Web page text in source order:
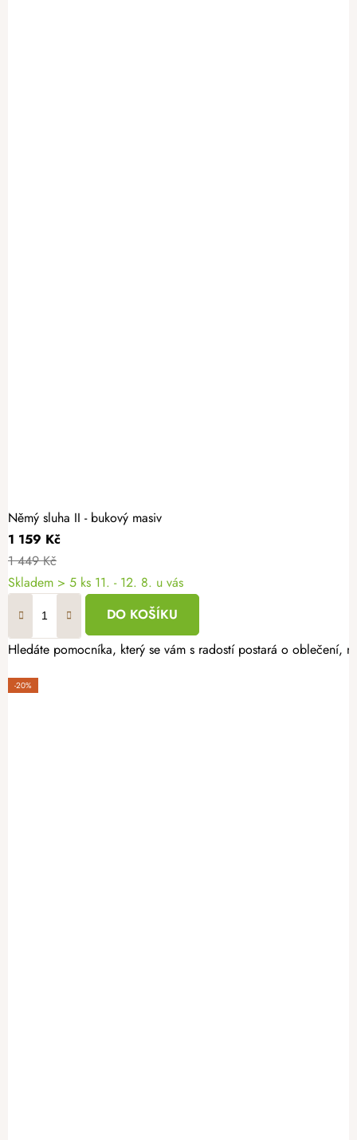
Němý sluha II - bukový masiv
1 159 Kč
1 449 Kč
Skladem > 5 ks 11. - 12. 8. u vás
DO KOŠÍKU
Hledáte pomocníka, který se vám s radostí postará o oblečení,
-20%